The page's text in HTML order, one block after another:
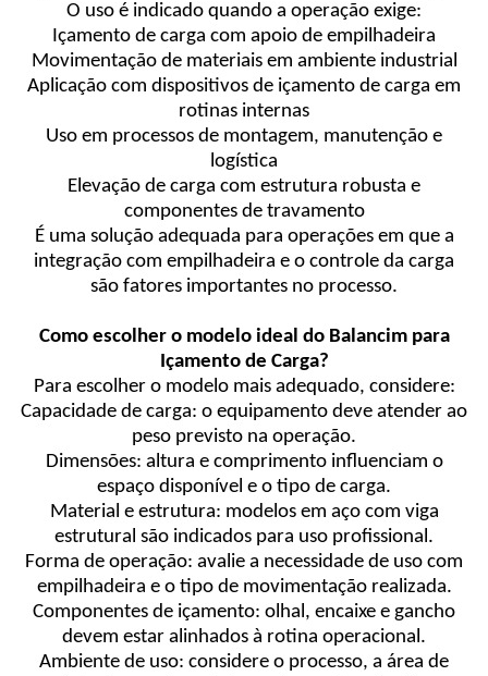
O uso é indicado quando a operação exige:
Içamento de carga com apoio de empilhadeira
Movimentação de materiais em ambiente industrial
Aplicação com dispositivos de içamento de carga em
rotinas internas
Uso em processos de montagem, manutenção e
logística
Elevação de carga com estrutura robusta e
componentes de travamento
É uma solução adequada para operações em que a
integração com empilhadeira e o controle da carga
são fatores importantes no processo.
Como escolher o modelo ideal do Balancim para
Içamento de Carga?
Para escolher o modelo mais adequado, considere:
Capacidade de carga: o equipamento deve atender ao
peso previsto na operação.
Dimensões: altura e comprimento influenciam o
espaço disponível e o tipo de carga.
Material e estrutura: modelos em aço com viga
estrutural são indicados para uso profissional.
Forma de operação: avalie a necessidade de uso com
empilhadeira e o tipo de movimentação realizada.
Componentes de içamento: olhal, encaixe e gancho
devem estar alinhados à rotina operacional.
Ambiente de uso: considere o processo, a área de